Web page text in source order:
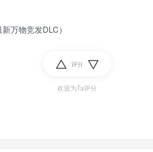
万物竞发DLC）
评分
欢迎为Ta评分